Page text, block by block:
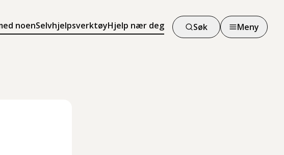
noenSelvhjelpsverktøyHjelp nær deg Søk Meny